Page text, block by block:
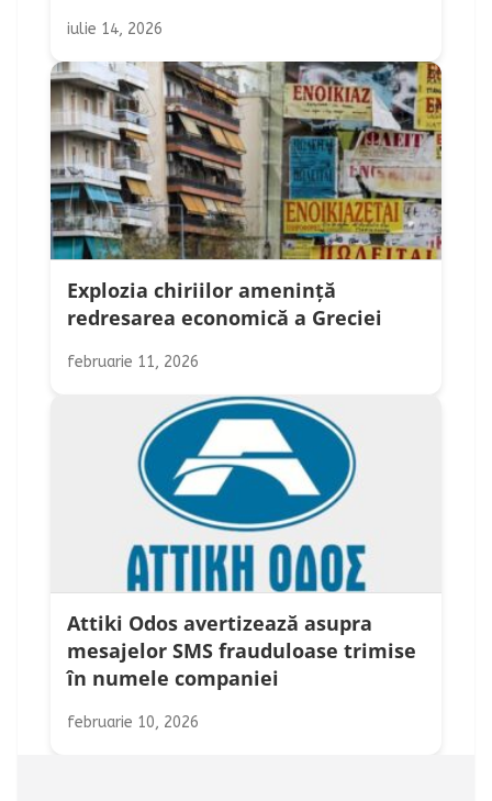
iulie 14, 2026
Explozia chiriilor amenință
redresarea economică a Greciei
februarie 11, 2026
Attiki Odos avertizează asupra
mesajelor SMS frauduloase trimise
în numele companiei
februarie 10, 2026